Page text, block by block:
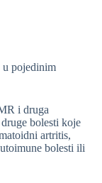
pojedinim
i druga
bolesti koje
artritis,
bolesti ili